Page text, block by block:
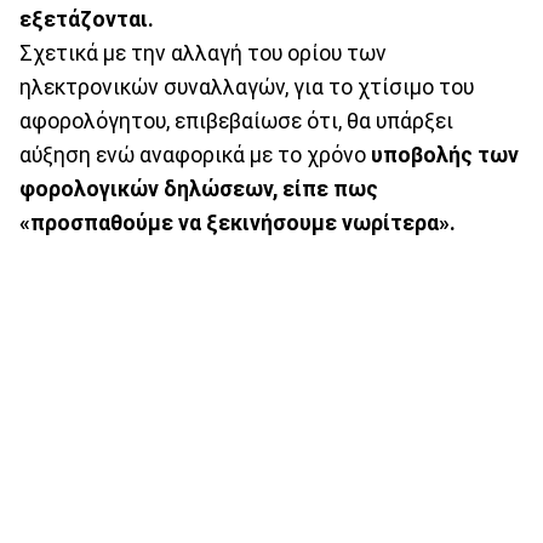
εξετάζονται.
Σχετικά με την αλλαγή του ορίου των
ηλεκτρονικών συναλλαγών, για το χτίσιμο του
αφορολόγητου, επιβεβαίωσε ότι, θα υπάρξει
αύξηση ενώ αναφορικά με το χρόνο υποβολής των
φορολογικών δηλώσεων, είπε πως
«προσπαθούμε να ξεκινήσουμε νωρίτερα».